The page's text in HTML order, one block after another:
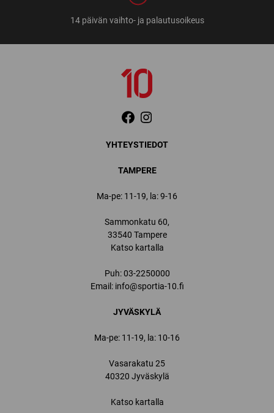
14 päivän vaihto- ja palautusoikeus
YHTEYSTIEDOT
TAMPERE
Ma-pe: 11-19, la: 9-16
Sammonkatu 60,
33540 Tampere
Katso kartalla
Puh:03-2250000
Email: info@sportia-10.fi
JYVÄSKYLÄ
Ma-pe: 11-19, la: 10-16
Vasarakatu 25
40320 Jyväskylä
Katso kartalla